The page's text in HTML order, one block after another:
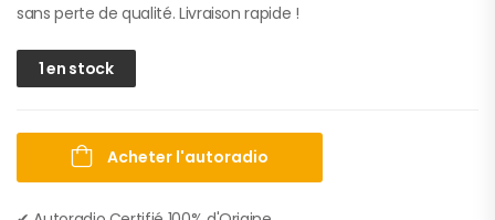
sans perte de qualité. Livraison rapide !
1 en stock
Acheter l'autoradio